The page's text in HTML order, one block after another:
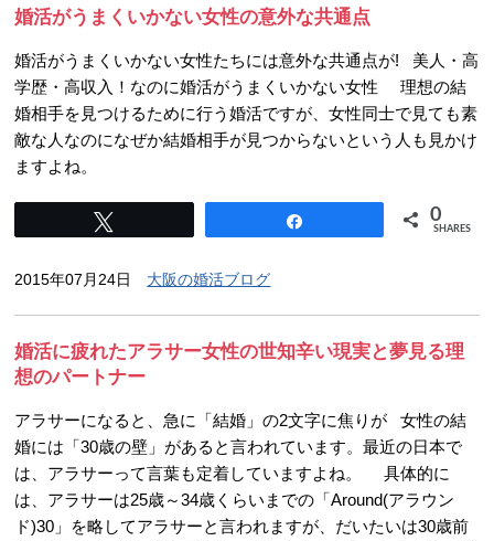
婚活がうまくいかない女性の意外な共通点
婚活がうまくいかない女性たちには意外な共通点が! 美人・高
学歴・高収入！なのに婚活がうまくいかない女性 理想の結
婚相手を見つけるために行う婚活ですが、女性同士で見ても素
敵な人なのになぜか結婚相手が見つからないという人も見かけ
ますよね。
0
SHARES
2015年07月24日 大阪の婚活ブログ
婚活に疲れたアラサー女性の世知辛い現実と夢見る理
想のパートナー
アラサーになると、急に「結婚」の2文字に焦りが 女性の結
婚には「30歳の壁」があると言われています。最近の日本で
は、アラサーって言葉も定着していますよね。 具体的に
は、アラサーは25歳～34歳くらいまでの「Around(アラウン
ド)30」を略してアラサーと言われますが、だいたいは30歳前